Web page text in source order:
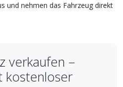
und nehmen das Fahrzeug direkt
verkaufen –
kostenloser